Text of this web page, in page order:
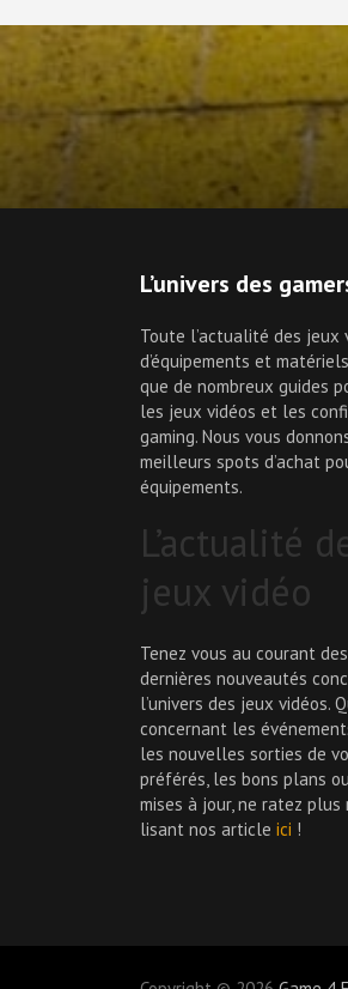
L’univers des
Toute l’actualité des jeux
d’équipements et matériels
que de nombreux guides
les jeux vidéos et les
gaming. Nous vous
meilleurs spots d’achat
équipements.
L’actualité
jeux vidéo
Tenez vous au courant
dernières nouveautés
l’univers des jeux vidéos.
concernant les
les nouvelles sorties de
préférés, les bons plans
mises à jour, ne ratez plus
lisant nos article ici !